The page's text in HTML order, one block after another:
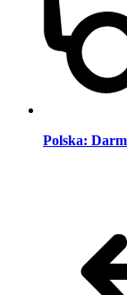
Polska: